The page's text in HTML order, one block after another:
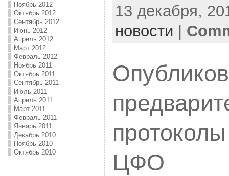
Ноябрь 2012
Октябрь 2012
Сентябрь 2012
Июнь 2012
Апрель 2012
Март 2012
Февраль 2012
Ноябрь 2011
Октябрь 2011
Сентябрь 2011
Июль 2011
Апрель 2011
Март 2011
Февраль 2011
Январь 2011
Декабрь 2010
Ноябрь 2010
Октябрь 2010
13 декабря,
новости
ЦФО